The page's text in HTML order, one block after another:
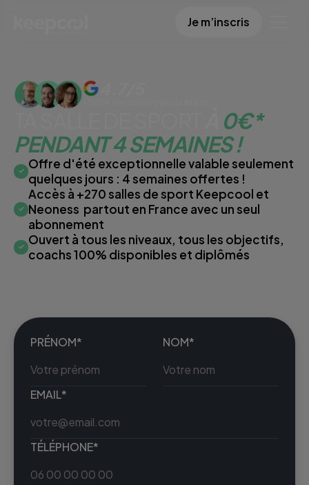
Je m’inscris
0€*
PENDANT 4 SEMAINES !
Offre d'été exceptionnelle valable seulement
quelques jours : 4 semaines offertes !
Accès à +270 salles de sport Keepcool et
Neoness partout en France avec un seul
abonnement
Ouvert à tous les niveaux, tous les objectifs,
coachs 100% disponibles et diplômés
PRÉNOM* NOM*
EMAIL*
TÉLÉPHONE*